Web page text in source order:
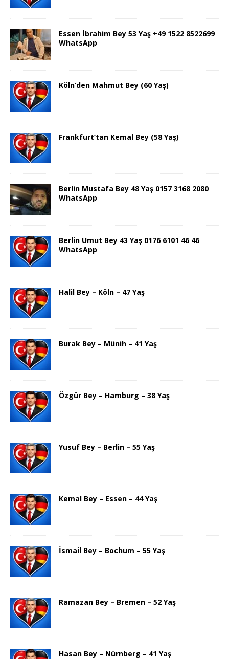
Essen İbrahim Bey 53 Yaş +49 1522 8522699
WhatsApp
Köln’den Mahmut Bey (60 Yaş)
Frankfurt’tan Kemal Bey (58 Yaş)
Berlin Mustafa Bey 48 Yaş 0157 3168 2080
WhatsApp
Berlin Umut Bey 43 Yaş 0176 6101 46 46
WhatsApp
Halil Bey – Köln – 47 Yaş
Burak Bey – Münih – 41 Yaş
Özgür Bey – Hamburg – 38 Yaş
Yusuf Bey – Berlin – 55 Yaş
Kemal Bey – Essen – 44 Yaş
İsmail Bey – Bochum – 55 Yaş
Ramazan Bey – Bremen – 52 Yaş
Hasan Bey – Nürnberg – 41 Yaş